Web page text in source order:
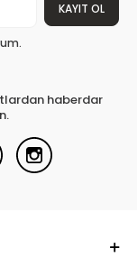
KAYIT OL
haberdar